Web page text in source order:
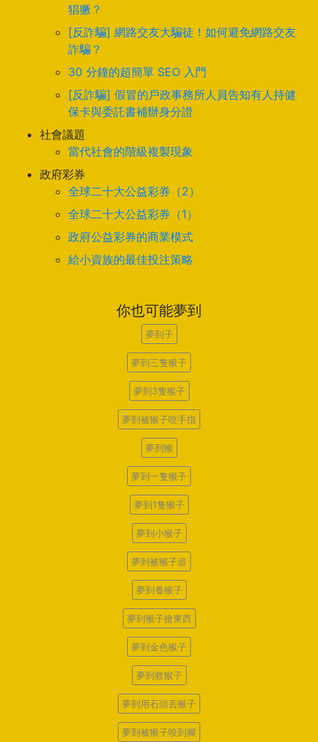
猖獗？
[反詐騙] 網路交友大騙徒！如何避免網路交友
詐騙？
30 分鐘的超簡單 SEO 入門
[反詐騙] 假冒的戶政事務所人員告知有人持健
保卡與委託書補辦身分證
社會議題
當代社會的階級複製現象
政府彩券
全球二十大公益彩券（2）
全球二十大公益彩券（1）
政府公益彩券的商業模式
給小資族的最佳投注策略
你也可能夢到
夢到子
夢到三隻猴子
夢到3隻猴子
夢到被猴子咬手指
夢到猴
夢到一隻猴子
夢到1隻猴子
夢到小猴子
夢到被猴子追
夢到養猴子
夢到猴子搶東西
夢到金色猴子
夢到救猴子
夢到用石頭丟猴子
夢到被猴子咬到腳